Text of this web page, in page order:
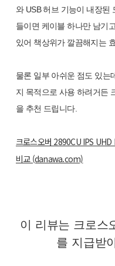
와 USB 허브 기능이 내장된
들이면 케이블 하나만 남기
있어 책상위가 깔끔해지는
물론 일부 아쉬운 점도 있는
지 목적으로 사용 하려거든
을 추천 드립니다.
크로스오버 2890CU IPS
비교 (danawa.com)
이 리뷰는 크로스
를 지급받